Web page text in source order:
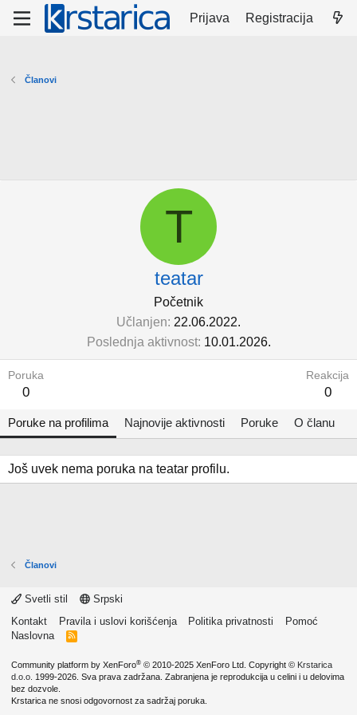
Prijava Registracija
Članovi
T
teatar
Početnik
Učlanjen 22.06.2022.
Poslednja aktivnost 10.01.2026.
Poruka
0
Reakcija
0
Poruke na profilima Najnovije aktivnosti Poruke O članu
Još uvek nema poruka na teatar profilu.
Članovi
Svetli stil
Srpski
Kontakt
Pravila i uslovi korišćenja Politika privatnosti
Pomoć
Naslovna
R
Community platform by XenForo® © 2010-2025 XenForo Ltd. Copyright © Krstarica
d.o.o. 1999-2026. Sva prava zadržana. Zabranjena je reprodukcija u celini i u delovima
bez dozvole.
Krstarica ne snosi odgovornost za sadržaj poruka.